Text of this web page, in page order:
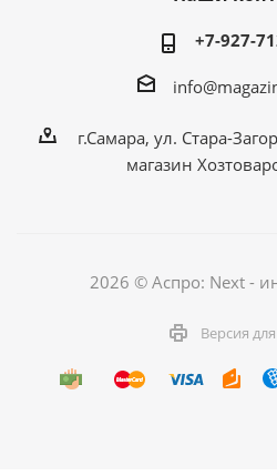
+7-927-
г.Самара, ул. Стара-
магазин
2026 © Аспро: Next -
Версия